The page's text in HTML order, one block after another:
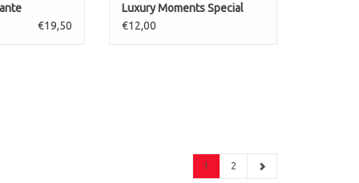
€19,50
Luxury Moments Special
Edition
€12,00
1 2